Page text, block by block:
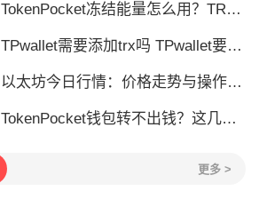
TokenPocket冻结能量怎么用？TRX冻结获取能量详解
TPwallet需要添加trx吗 TPwallet要不要充TRX？一文说清
以太坊今日行情：价格走势与操作建议
TokenPocket钱包转不出钱？这几种情况你可能遇到过
更多 >